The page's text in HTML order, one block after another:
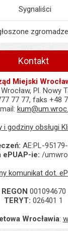
Sygnaliści
Kontakt
Miejski
Pl. Nowy
77 77, faks +48
i godziny obsługi
AE:PL-
ePUAP-ie: /
komunikat dot.
REGON
TERYT: 026401 1
Wrocławia: